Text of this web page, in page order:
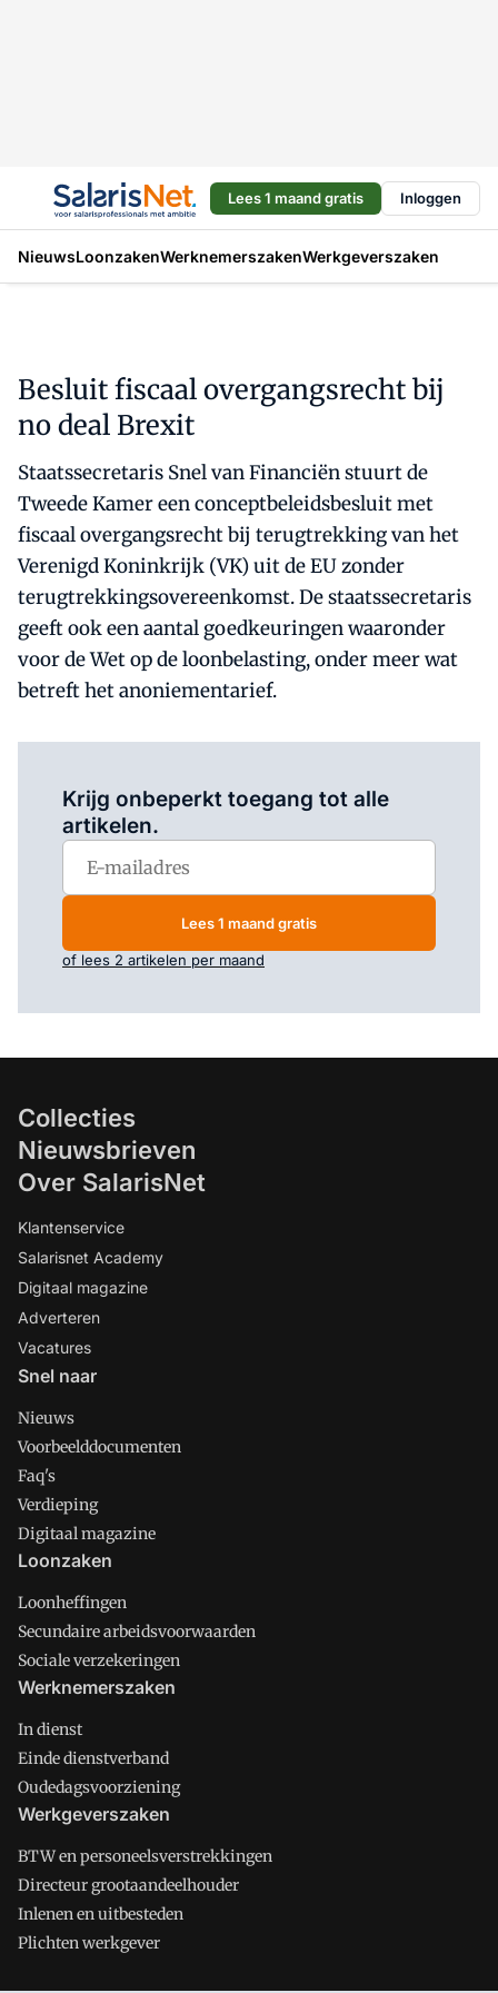
Lees 1 maand gratis Inloggen
NieuwsLoonzakenWerknemerszakenWerkgeverszaken
Besluit fiscaal overgangsrecht bij
no deal Brexit
Staatssecretaris Snel van Financiën stuurt de
Tweede Kamer een conceptbeleidsbesluit met
fiscaal overgangsrecht bij terugtrekking van het
Verenigd Koninkrijk (VK) uit de EU zonder
terugtrekkingsovereenkomst. De staatssecretaris
geeft ook een aantal goedkeuringen waaronder
voor de Wet op de loonbelasting, onder meer wat
betreft het anoniementarief.
Krijg onbeperkt toegang tot alle
artikelen.
Lees 1 maand gratis
of lees 2 artikelen per maand
Collecties
Nieuwsbrieven
Over SalarisNet
Klantenservice
Salarisnet Academy
Digitaal magazine
Adverteren
Vacatures
Snel naar
Nieuws
Voorbeelddocumenten
Faq's
Verdieping
Digitaal magazine
Loonzaken
Loonheffingen
Secundaire arbeidsvoorwaarden
Sociale verzekeringen
Werknemerszaken
In dienst
Einde dienstverband
Oudedagsvoorziening
Werkgeverszaken
BTW en personeelsverstrekkingen
Directeur grootaandeelhouder
Inlenen en uitbesteden
Plichten werkgever